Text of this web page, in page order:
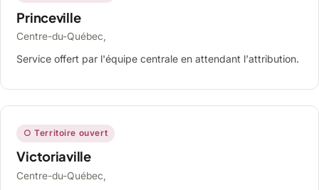
Princeville
Centre-du-Québec,
Service offert par l'équipe centrale en attendant l'attribution.
○ Territoire ouvert
Victoriaville
Centre-du-Québec,